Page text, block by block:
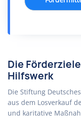
Die
Hilfswerk
Die Stiftung
aus dem Losverkauf
und karitative